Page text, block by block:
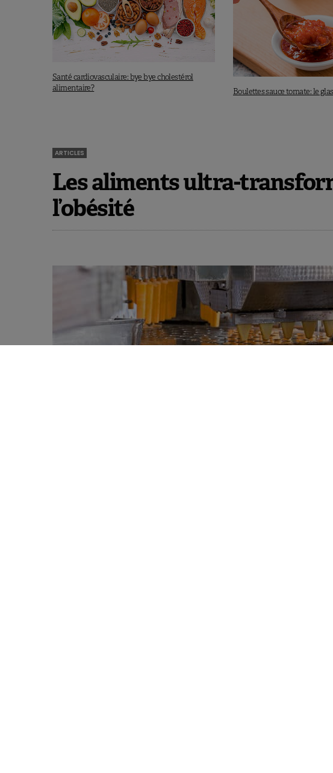
Santé cardiovasculaire: bye bye cholestérol
alimentaire?
Boulettes sauce tomate: le
ARTICLES
Les aliments ultra-
l’obésité